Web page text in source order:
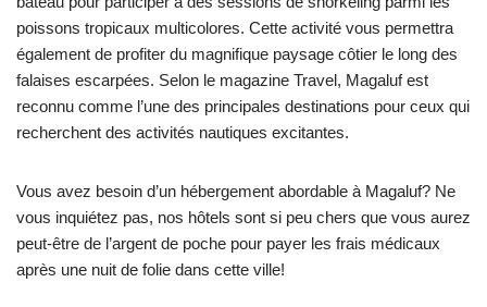
poissons tropicaux multicolores. Cette activité vous permettra
également de profiter du magnifique paysage côtier le long des
falaises escarpées. Selon le magazine Travel, Magaluf est
reconnu comme l’une des principales destinations pour ceux qui
recherchent des activités nautiques excitantes.
Vous avez besoin d’un hébergement abordable à Magaluf? Ne
vous inquiétez pas, nos hôtels sont si peu chers que vous aurez
peut-être de l’argent de poche pour payer les frais médicaux
après une nuit de folie dans cette ville!